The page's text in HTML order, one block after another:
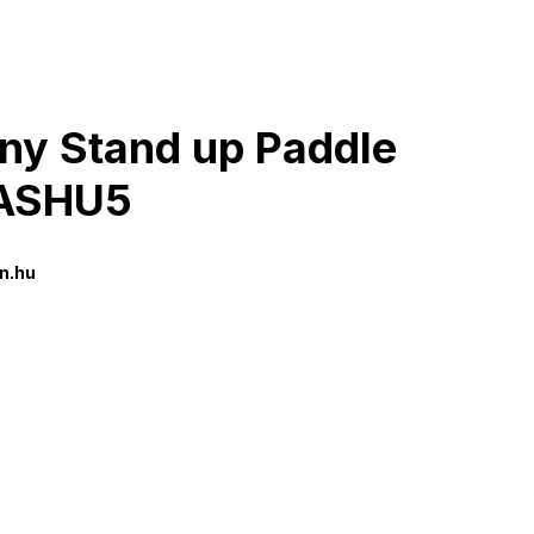
Stand up Paddle